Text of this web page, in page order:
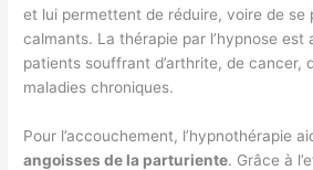
et lui permettent de réduire, voire de se
calmants. La thérapie par l’hypnose est
patients souffrant d’arthrite, de cancer,
maladies chroniques.
Pour l’accouchement, l’hypnothérapie
angoisses de la parturiente. Grâce à